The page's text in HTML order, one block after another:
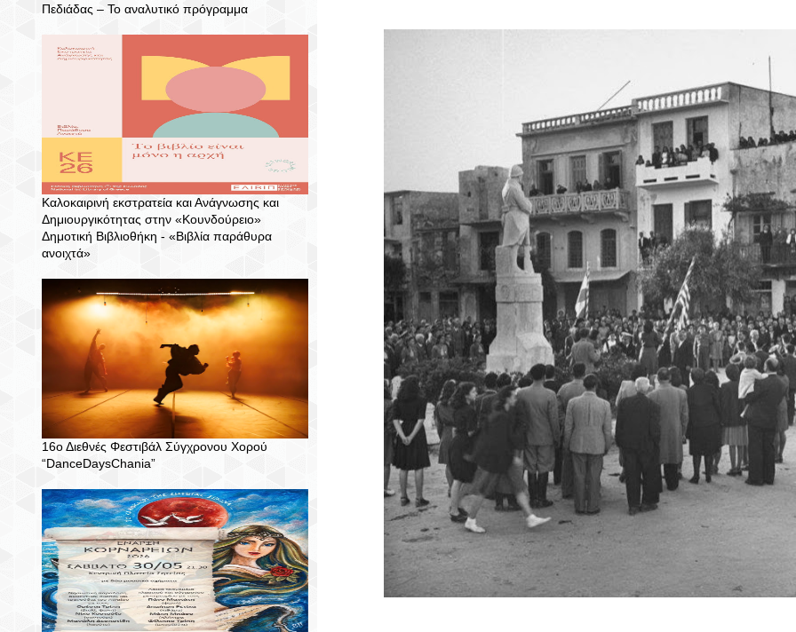
Πεδιάδας – To αναλυτικό πρόγραμμα
Καλοκαιρινή εκστρατεία και Ανάγνωσης και
Δημιουργικότητας στην «Κουνδούρειο»
Δημοτική Βιβλιοθήκη - «Βιβλία παράθυρα
ανοιχτά»
16ο Διεθνές Φεστιβάλ Σύγχρονου Χορού
“DanceDaysChania”